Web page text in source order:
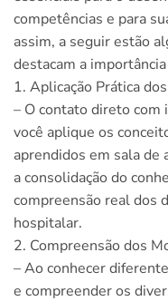
competências e para
assim, a seguir estão
destacam a
1. Aplicação Prática
– O contato direto
você aplique os
aprendidos em sala de
a consolidação do
compreensão real dos
hospitalar.
2. Compreensão dos
– Ao conhecer
e compreender os